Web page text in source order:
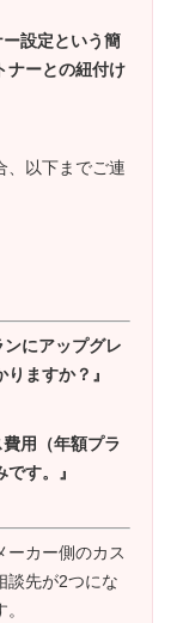
設定という簡
ナーとの紐付け
以下までご連
にアップグレ
ますか？』
用（年額プラ
す。』
カー側のカス
談先が2つにな